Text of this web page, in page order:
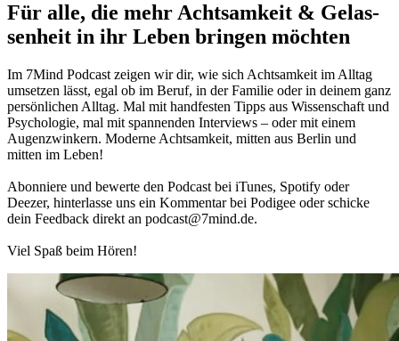
Für alle, die mehr Acht­sam­keit & Gelas­
sen­heit in ihr Leben brin­gen möch­ten
Im 7Mind Pod­cast zeigen wir dir, wie sich Acht­sam­keit im Alltag
umset­zen lässt, egal ob im Beruf, in der Fami­lie oder in deinem ganz
per­sön­li­chen Alltag. Mal mit hand­fes­ten Tipps aus Wis­sen­schaft und
Psy­cho­lo­gie, mal mit spannenden Interviews – oder mit einem
Augen­zwin­kern. Moderne Acht­sam­keit, mitten aus Berlin und
mitten im Leben!
Abon­niere und bewerte den Pod­cast bei iTunes, Spo­tify oder
Deezer, hin­ter­lasse uns ein Kom­men­tar bei Podigee oder schi­cke
dein Feed­back direkt an podcast@​7​mind.​de.
Viel Spaß beim Hören!